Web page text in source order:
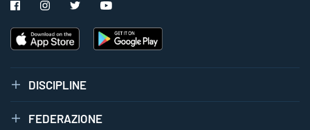
DISCIPLINE
FEDERAZIONE